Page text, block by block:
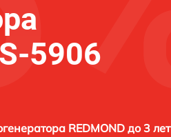
5906
REDMOND до 3 лет